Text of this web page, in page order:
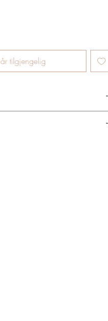
tilgjengelig
og fordel rundt om i ansiktet
Benzyl Glycol, Ethylhexylglycerin,
EDTA, Fragrance